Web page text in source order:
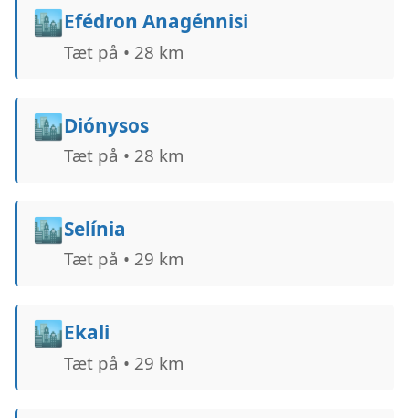
🏙️Efédron Anagénnisi
Tæt på • 28 km
🏙️Diónysos
Tæt på • 28 km
🏙️Selínia
Tæt på • 29 km
🏙️Ekali
Tæt på • 29 km